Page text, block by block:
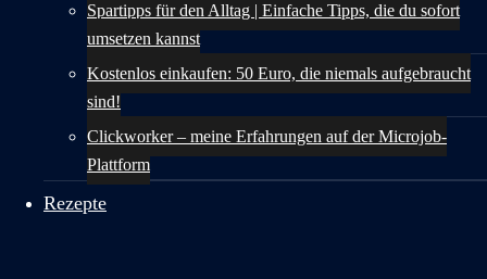
Spartipps für den Alltag | Einfache Tipps, die du sofort
umsetzen kannst
Kostenlos einkaufen: 50 Euro, die niemals aufgebraucht
sind!
Clickworker – meine Erfahrungen auf der Microjob-
Plattform
Rezepte